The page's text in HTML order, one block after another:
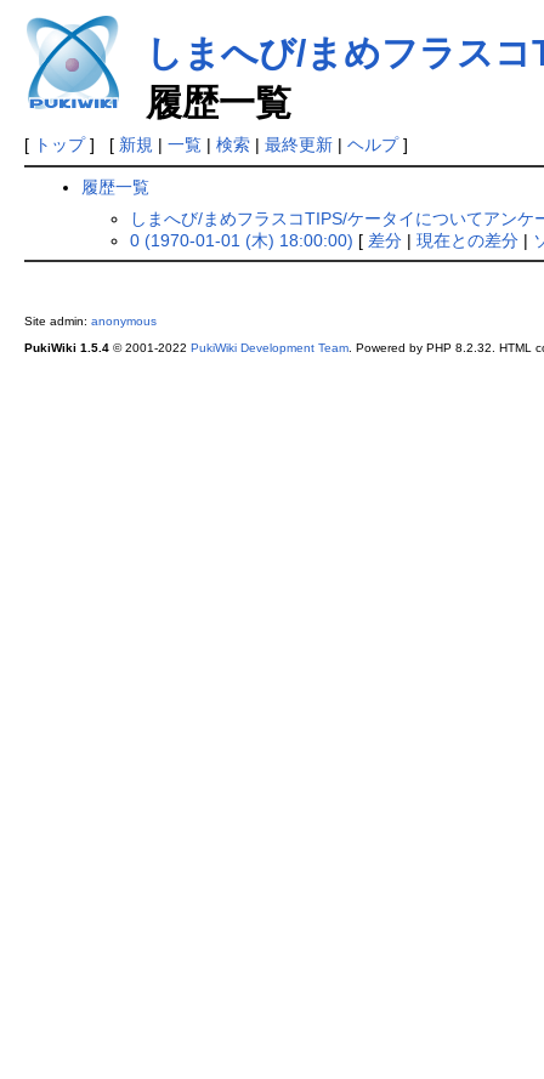
しまへび/まめフラス
履歴一覧
[ トップ] [ 新規 | 一覧| 検索| 最終更新| ヘルプ]
履歴一覧
しまへび/まめフラスコTIPS/ケータイについてアンケ
0 (1970-01-01 (木) 18:00:00) [ 差分| 現在との差分|
Site admin: anonymous
PukiWiki 1.5.4© 2001-2022 PukiWiki Development Team. Powered by PHP 8.2.32. HTML